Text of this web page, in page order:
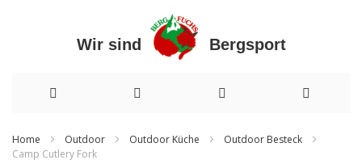
Wir sind Bergsport
zum
Home Outdoor Outdoor Küche
Outdoor Besteck
Camp Cutlery Fork